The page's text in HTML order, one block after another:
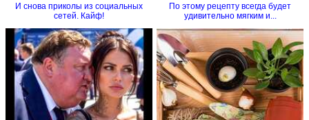
И снова приколы из социальных
сетей. Кайф!
По этому рецепту всегда будет
удивительно мягким и...